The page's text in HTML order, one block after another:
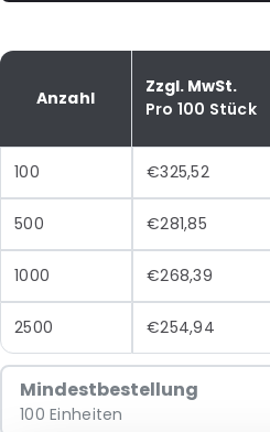
Anzahl
Zzgl. MwSt.
Pro 100 Stück
100 €325,52
500 €281,85
1000 €268,39
2500 €254,94
Mindestbestellung
100 Einheiten